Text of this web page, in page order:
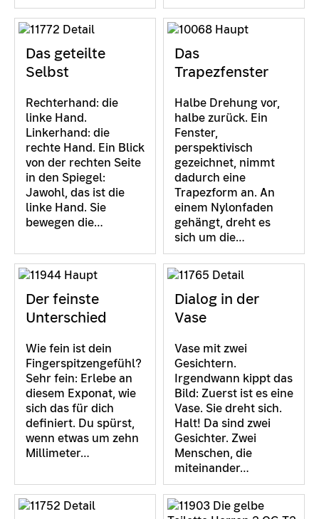
Das geteilte
Selbst
Rechterhand: die
linke Hand.
Linkerhand: die
rechte Hand. Ein Blick
von der rechten Seite
in den Spiegel:
Jawohl, das ist die
linke Hand. Sie
bewegen die…
Das
Trapezfenster
Halbe Drehung vor,
halbe zurück. Ein
Fenster,
perspektivisch
gezeichnet, nimmt
dadurch eine
Trapezform an. An
einem Nylonfaden
gehängt, dreht es
sich um die…
Der feinste
Unterschied
Wie fein ist dein
Fingerspitzengefühl?
Sehr fein: Erlebe an
diesem Exponat, wie
sich das für dich
definiert. Du spürst,
wenn etwas um zehn
Millimeter…
Dialog in der
Vase
Vase mit zwei
Gesichtern.
Irgendwann kippt das
Bild: Zuerst ist es eine
Vase. Sie dreht sich.
Halt! Da sind zwei
Gesichter. Zwei
Menschen, die
miteinander…